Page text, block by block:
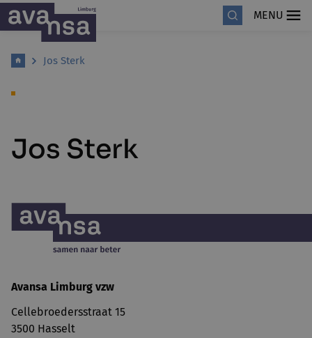
MENU
Jos Sterk
Jos Sterk
Avansa Limburg vzw
Cellebroedersstraat 15
3500 Hasselt